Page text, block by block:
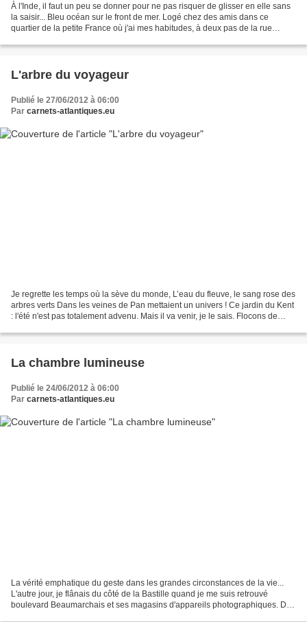
À l'Inde, il faut un peu se donner pour ne pas risquer de glisser en elle sans
la saisir... Bleu océan sur le front de mer. Logé chez des amis dans ce
quartier de la petite France où j'ai mes habitudes, à deux pas de la rue
L'arbre du voyageur
Publié le 27/06/2012 à 06:00
Par carnets-atlantiques.eu
Je regrette les temps où la sève du monde, L’eau du fleuve, le sang rose des
arbres verts Dans les veines de Pan mettaient un univers ! Ce jardin du Kent
: l'été n'est pas totalement advenu. Mais il va venir, je le sais. Flocons de
La chambre lumineuse
Publié le 24/06/2012 à 06:00
Par carnets-atlantiques.eu
La vérité emphatique du geste dans les grandes circonstances de la vie...
L'autre jour, je flânais du côté de la Bastille quand je me suis retrouvé
boulevard Beaumarchais et ses magasins d'appareils photographiques. Des